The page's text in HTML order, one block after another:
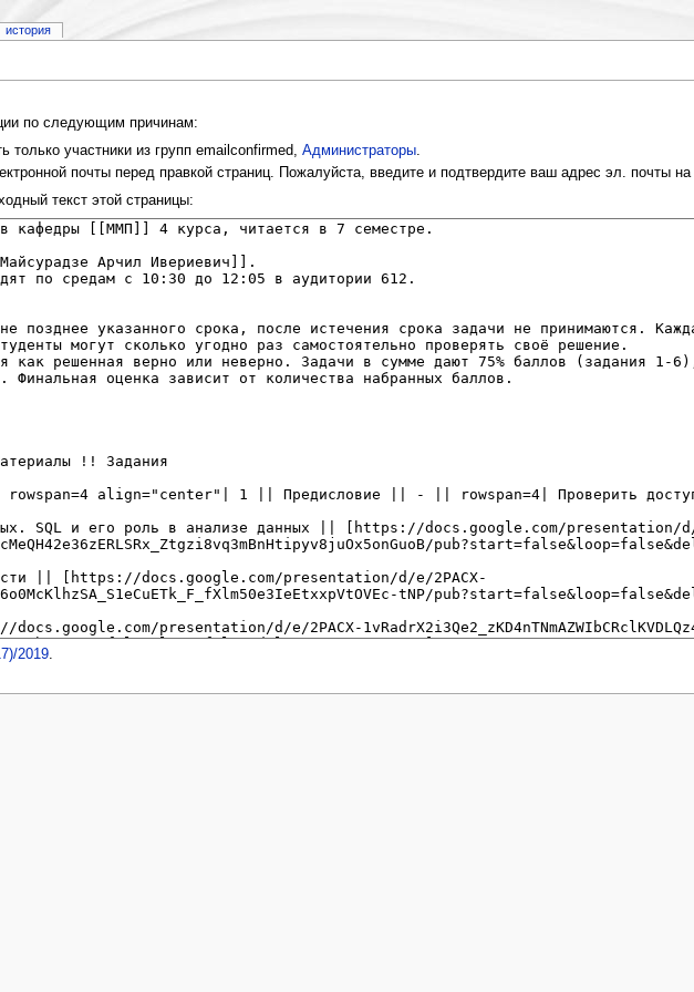
по следующим причинам:
только участники из групп emailconfirmed, Администраторы.
почты перед правкой страниц. Пожалуйста, введите и подтвердите ваш адрес эл. почты на
текст этой страницы:
2019.
история